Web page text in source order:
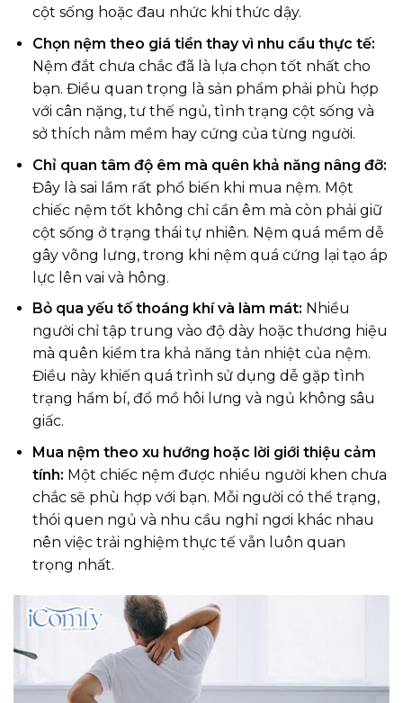
cột sống hoặc đau nhức khi thức dậy.
Chọn nệm theo giá tiền thay vì nhu cầu thực tế:
Nệm đắt chưa chắc đã là lựa chọn tốt nhất cho
bạn. Điều quan trọng là sản phẩm phải phù hợp
với cân nặng, tư thế ngủ, tình trạng cột sống và
sở thích nằm mềm hay cứng của từng người.
Chỉ quan tâm độ êm mà quên khả năng nâng đỡ:
Đây là sai lầm rất phổ biến khi mua nệm. Một
chiếc nệm tốt không chỉ cần êm mà còn phải giữ
cột sống ở trạng thái tự nhiên. Nệm quá mềm dễ
gây võng lưng, trong khi nệm quá cứng lại tạo áp
lực lên vai và hông.
Bỏ qua yếu tố thoáng khí và làm mát: Nhiều
người chỉ tập trung vào độ dày hoặc thương hiệu
mà quên kiểm tra khả năng tản nhiệt của nệm.
Điều này khiến quá trình sử dụng dễ gặp tình
trạng hầm bí, đổ mồ hôi lưng và ngủ không sâu
giấc.
Mua nệm theo xu hướng hoặc lời giới thiệu cảm
tính: Một chiếc nệm được nhiều người khen chưa
chắc sẽ phù hợp với bạn. Mỗi người có thể trạng,
thói quen ngủ và nhu cầu nghỉ ngơi khác nhau
nên việc trải nghiệm thực tế vẫn luôn quan
trọng nhất.